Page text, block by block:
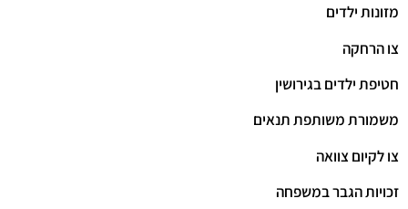
מזונות ילדים
צו הרחקה
חטיפת ילדים בגירושין
משמורת משותפת תנאים
צו לקיום צוואה
זכויות הגבר במשפחה